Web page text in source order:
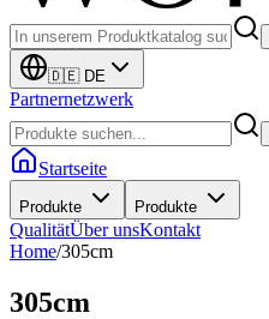
🇩🇪 DE
Partnernetzwerk
Startseite
Produkte Produkte
QualitätÜber unsKontakt
Home/305cm
305cm